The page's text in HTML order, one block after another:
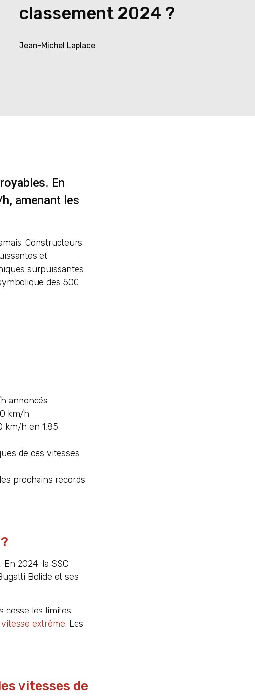
classement 2024 ?
Jean-Michel Laplace
En
amenant les
Constructeurs
et
surpuissantes
des 500
annoncés
km/h
km/h en 1,85
de ces vitesses
prochains records
En 2024, la SSC
Bolide et ses
cesse les limites
extrême. Les
vitesses de